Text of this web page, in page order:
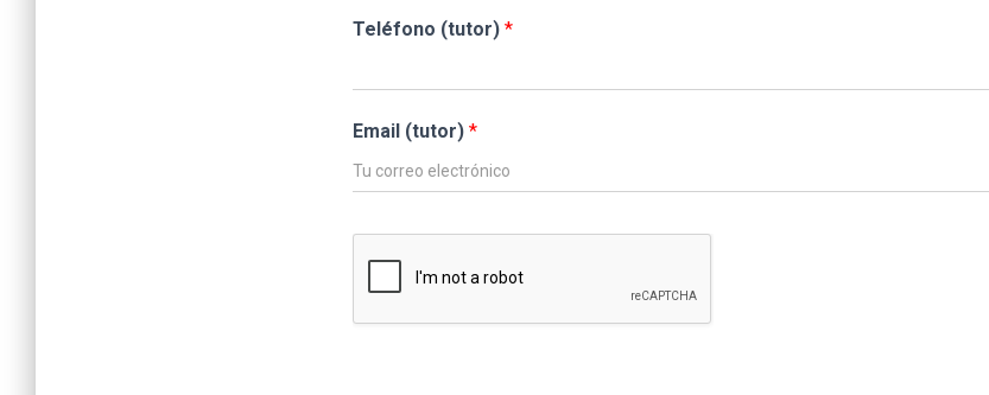
Teléfono (tutor) *
Email (tutor) *